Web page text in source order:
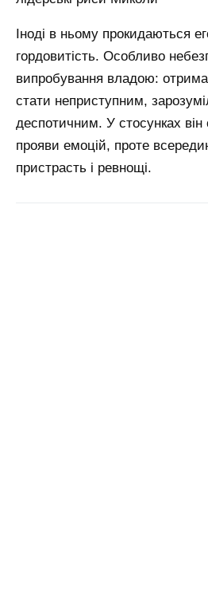
Іноді в ньому прокидаються
гордовитість. Особливо
випробування владою:
стати неприступним,
деспотичним. У стосунках він
прояви емоцій, проте
пристрасть і ревнощі.